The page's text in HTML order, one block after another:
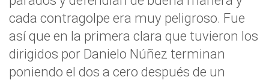
cada contragolpe era muy peligroso. Fue
así que en la primera clara que tuvieron los
dirigidos por Danielo Núñez terminan
poniendo el dos a cero después de un